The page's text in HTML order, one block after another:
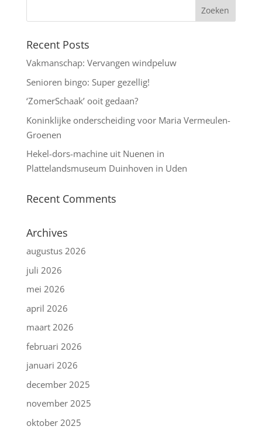
Recent Posts
Vakmanschap: Vervangen windpeluw
Senioren bingo: Super gezellig!
‘ZomerSchaak’ ooit gedaan?
Koninklijke onderscheiding voor Maria Vermeulen-
Groenen
Hekel-dors-machine uit Nuenen in
Plattelandsmuseum Duinhoven in Uden
Recent Comments
Archives
augustus 2026
juli 2026
mei 2026
april 2026
maart 2026
februari 2026
januari 2026
december 2025
november 2025
oktober 2025